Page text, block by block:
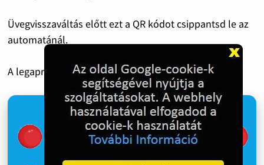
Üvegvisszaváltás előtt ezt a QR kódot csippantsd le az
automatánál.
A legapróbb 50 Forint is óriási segítség!